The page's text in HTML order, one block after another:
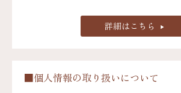
詳細はこちら
■個人情報の取り扱いについて